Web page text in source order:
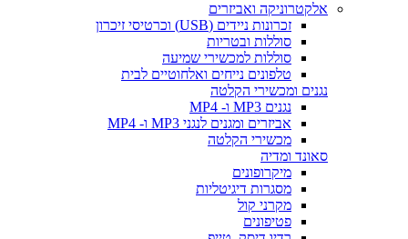
אלקטרוניקה ואביזרים
זכרונות ניידים (USB) וכרטיסי זיכרון
סוללות ובטריות
סוללות למכשירי שמיעה
טלפונים נייחים ואלחוטיים לבית
נגנים ומכשירי הקלטה
נגנים MP3 ו- MP4
אביזרים ומגנים לנגני MP3 ו- MP4
מכשירי הקלטה
סאונד ומדיה
מיקרופונים
מסגרות דיגיטליות
מקרני קול
פטיפונים